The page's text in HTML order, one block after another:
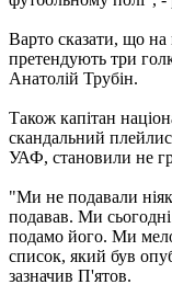
Варто сказати, що на
претендують три
Анатолій Трубін.
Також капітан
скандальний
УАФ, становили не
"Ми не подавали
подавав. Ми
подамо його. Ми
список, який був
зазначив П'ятов.